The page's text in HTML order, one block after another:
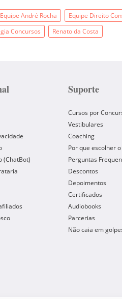
Equipe André Rocha Equipe Direito
Concursos Renato da Costa
(ChatBot)
Suporte
Cursos por
Vestibulares
Coaching
Por que escolher
Perguntas
Descontos
Depoimentos
Certificados
Audiobooks
Parcerias
Não caia em